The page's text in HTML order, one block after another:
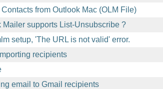
from Outlook Mac (OLM File)
Mailer supports List-Unsubscribe ?
setup, 'The URL is not valid' error.
recipients
email to Gmail recipients